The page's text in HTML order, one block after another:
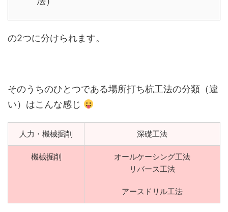
の2つに分けられます。
そのうちのひとつである場所打ち杭工法の分類（違
い）はこんな感じ
人力・機械掘削 深礎工法
機械掘削
オールケーシング工法
リバース工法
アースドリル工法